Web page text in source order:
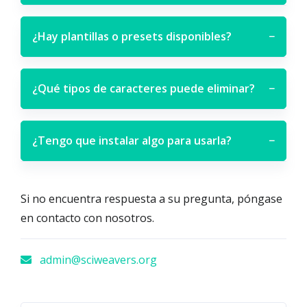
¿Hay plantillas o presets disponibles? −
¿Qué tipos de caracteres puede eliminar? −
¿Tengo que instalar algo para usarla? −
Si no encuentra respuesta a su pregunta, póngase
en contacto con nosotros.
admin@sciweavers.org